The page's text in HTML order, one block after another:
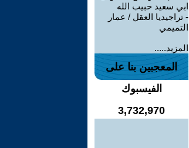
ابي سعيد حبيب الله
- تراجيديا العقل / عمار
التميمي
المزيد.....
المعجبين بنا على
الفيسبوك
3,732,970